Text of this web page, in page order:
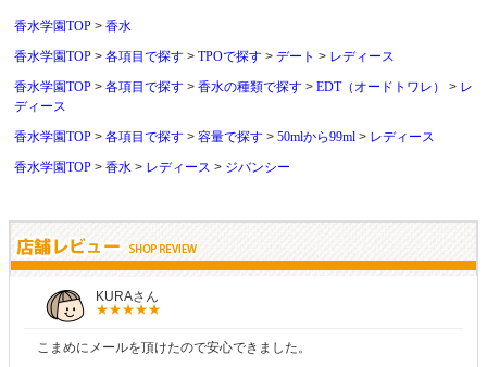
香水学園TOP
香水
香水学園TOP
各項目で探す TPOで探す デート
レディース
香水学園TOP
各項目で探す 香水の種類で探す EDT（オードトワレ）
レ
ディース
香水学園TOP
各項目で探す 容量で探す 50mlから99ml
レディース
香水学園TOP
香水 レディース ジバンシー
商品が早く届いたのでよかったです。また利用させてもらい